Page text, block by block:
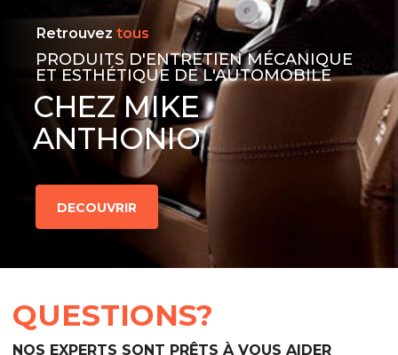
Retrouvez tous
PRODUITS D'ENTRETIEN MÉCANIQUE
ET ESTHÉTIQUE DE L'AUTOMOBILE
CHEZ MIKE
ANTHONIO
DECOUVRIR
QUESTIONS?
NOS EXPERTS SONT PRÊTS À VOUS AIDER